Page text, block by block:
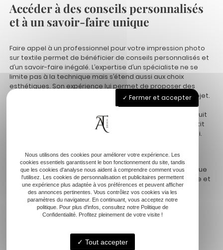
Accéder à des conseils personnalisés
et à un savoir-faire unique
Faire appel à un professionnel pour votre impression photo
sur textile permet de bénéficier de conseils personnalisés et
d’un savoir-faire inégalé. L’expertise d’un spécialiste ne se
limite pas à la technique mais s’étend aussi aux choix
esthétiques. Son expérience lui permet de proposer des
solutions créatives pour maximiser l’impact visuel d’un projet.
Il comprend les tendances actuelles du design textile et
suggère des innovations qui rehaussent la valeur du produit
final. Sa connaissance approfondie des matériaux garantit
une harmonie parfaite entre le design et le support choisi.
Le conseil d’un professionnel ne se limite pas à la simple
exécution de l’impression. Il offre également un
accompagnement tout au long du processus, assurant que
chaque détail soit pris en compte. Leur savoir-faire unique et
personnalisé différencie un service de qualité d’une
prestation standard. Seul un expert sait s’adapter aux
besoins spécifiques de chaque client, en respectant les
particularités de chaque projet. En optant pour un
confiance et un résultat qui répond non seulement aux
attentes, mais les dépasse.
Fermer et accepter
Nous utilisons des cookies pour améliorer votre expérience. Les
cookies essentiels garantissent le bon fonctionnement du site, tandis
que les cookies d'analyse nous aident à comprendre comment vous
l'utilisez. Les cookies de personnalisation et publicitaires permettent
une expérience plus adaptée à vos préférences et peuvent afficher
des annonces pertinentes. Vous contrôlez vos cookies via les
paramètres du navigateur. En continuant, vous acceptez notre
politique. Pour plus d'infos, consultez notre Politique de
Confidentialité. Profitez pleinement de votre visite !
Tout accepter